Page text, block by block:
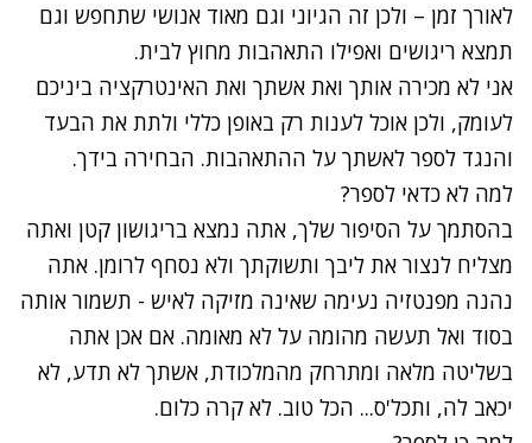
לאורך זמן – ולכן זה הגיוני וגם מאוד אנושי שתחפש וגם
תמצא ריגושים ואפילו התאהבות מחוץ לבית.
אני לא מכירה אותך ואת אשתך ואת האינטרקציה ביניכם
לעומק, ולכן אוכל לענות רק באופן כללי ולתת את הבעד
והנגד לספר לאשתך על ההתאהבות. הבחירה בידך.
למה לא כדאי לספר?
בהסתמך על הסיפור שלך, אתה נמצא בריגושון קטן ואתה
מצליח לנצור את ליבך ותשוקתך ולא נסחף לרומן. אתה
נהנה מפנטזיה נעימה שאינה מזיקה לאיש - תשמור אותה
בסוד ואל תעשה מהומה על לא מאומה. אם אכן אתה
בשליטה מלאה ומתרחק מהמלכודת, אשתך לא תדע, לא
יכאב לה, ותכל'ס... הכל טוב. לא קרה כלום.